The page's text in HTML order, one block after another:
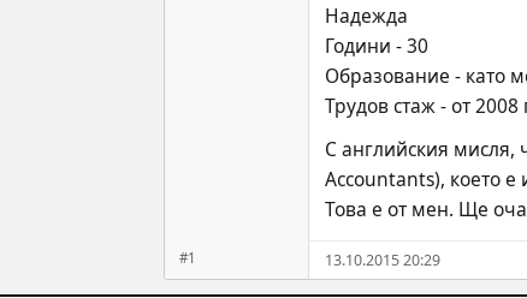
#1
Надежда
Години - 30
Образование - като
Трудов стаж - от 2008
С английския
Accountants), което
Това е от мен. Ще
13.10.2015 20:29